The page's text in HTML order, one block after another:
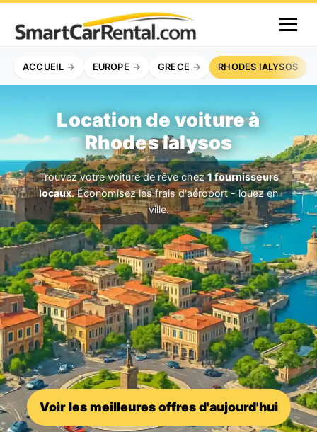
ACCUEIL EUROPE GRECE RHODES IALYSOS
Location de voiture à
Rhodes Ialysos
Trouvez votre voiture de rêve chez1 fournisseurs
locaux. Économisez les frais d'aéroport - louez en
ville.
Voir les meilleures offres d'aujourd'hui